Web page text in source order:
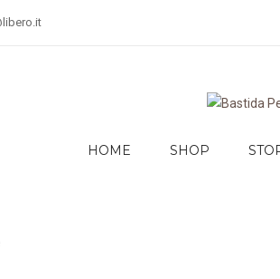
HOME SHOP